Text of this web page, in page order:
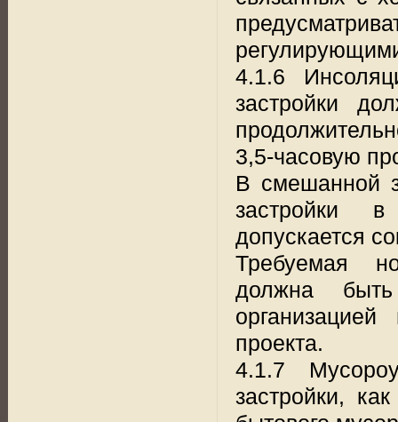
4.1.6
застройки
3,5-часовую
В смешанной
застройки в
допускается
Требуемая
должна быть
проекта.
4.1.7
застройки,